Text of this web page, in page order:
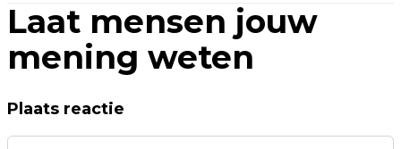
Laat mensen jouw
mening weten
Plaats reactie